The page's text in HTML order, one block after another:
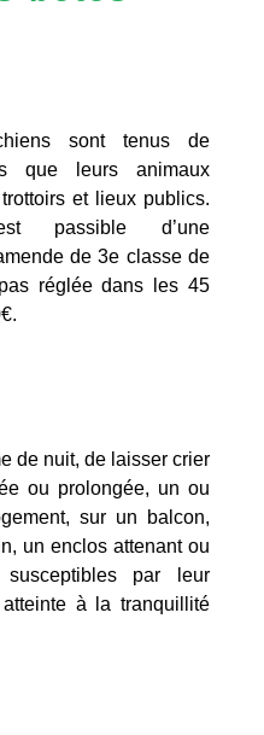
sont tenus de
que leurs animaux
et lieux publics.
passible d’une
de 3e classe de
réglée dans les 45
de nuit, de laisser crier
ou prolongée, un ou
sur un balcon,
un enclos attenant ou
par leur
à la tranquillité